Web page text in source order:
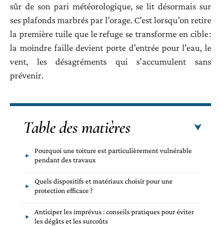
sûr de son pari météorologique, se lit désormais sur
ses plafonds marbrés par l’orage. C’est lorsqu’on retire
la première tuile que le refuge se transforme en cible :
la moindre faille devient porte d’entrée pour l’eau, le
vent, les désagréments qui s’accumulent sans
prévenir.
Table des matières
Pourquoi une toiture est particulièrement vulnérable
pendant des travaux
Quels dispositifs et matériaux choisir pour une
protection efficace ?
Anticiper les imprévus : conseils pratiques pour éviter
les dégâts et les surcoûts